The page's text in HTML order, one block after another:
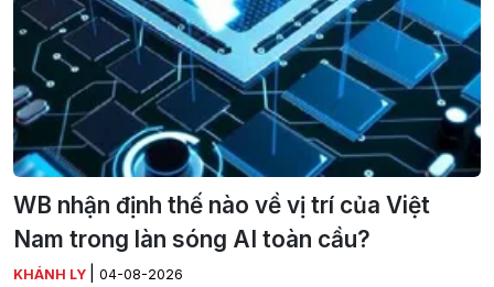
WB nhận định thế nào về vị trí của Việt
Nam trong làn sóng AI toàn cầu?
KHÁNH LY 04-08-2026